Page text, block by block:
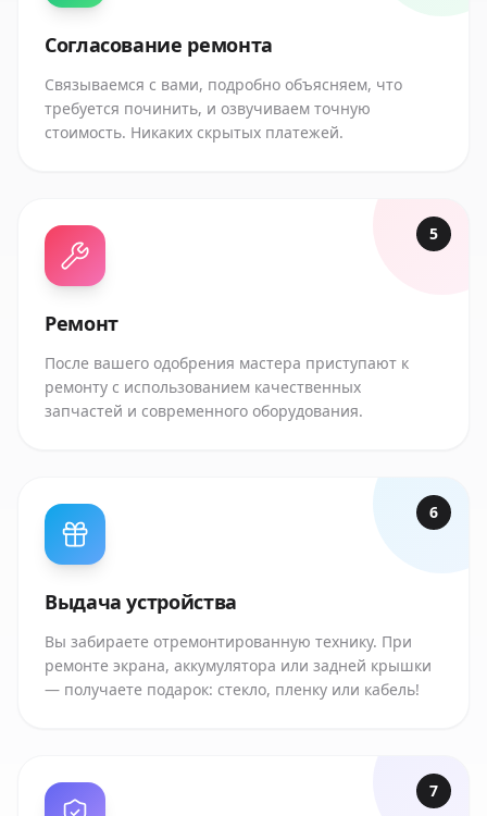
Согласование ремонта
Связываемся с вами, подробно объясняем, что
требуется починить, и озвучиваем точную
стоимость. Никаких скрытых платежей.
5
Ремонт
После вашего одобрения мастера приступают к
ремонту с использованием качественных
запчастей и современного оборудования.
6
Выдача устройства
Вы забираете отремонтированную технику. При
ремонте экрана, аккумулятора или задней крышки
— получаете подарок: стекло, пленку или кабель!
7